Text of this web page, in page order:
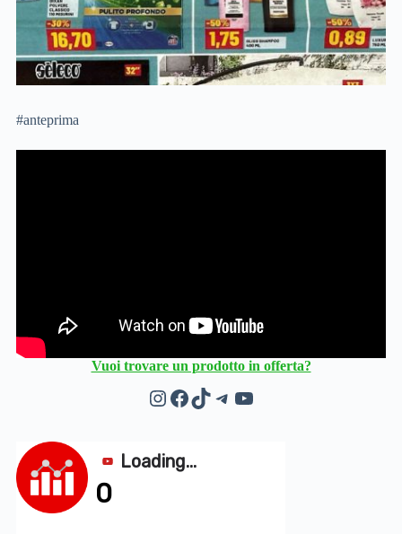
#anteprima
Vuoi trovare un prodotto in offerta?
Instagram
Facebook
TikTok
Telegram
YouTube